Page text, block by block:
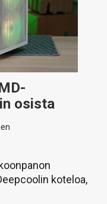
osista
koteloa,